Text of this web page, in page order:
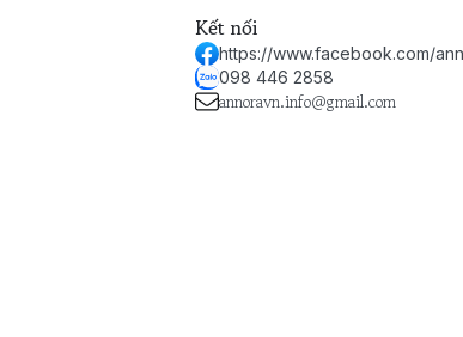
Kết nối
https://www.facebook.com/
098 446 2858
annoravn.info@gmail.com